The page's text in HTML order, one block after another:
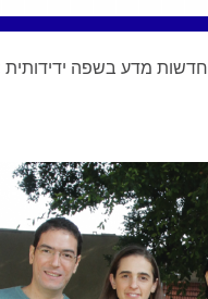
חדשות מדע בשפה ידידותית